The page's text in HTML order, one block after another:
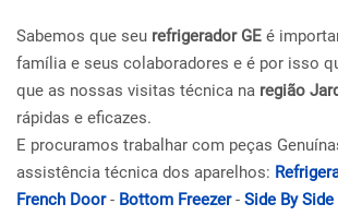
Sabemos que seu refrigerador GE é
família e seus colaboradores e é por isso
que as nossas visitas técnica na região
rápidas e eficazes.
E procuramos trabalhar com peças
assistência técnica dos aparelhos:
French Door- Bottom Freezer- Side By Side